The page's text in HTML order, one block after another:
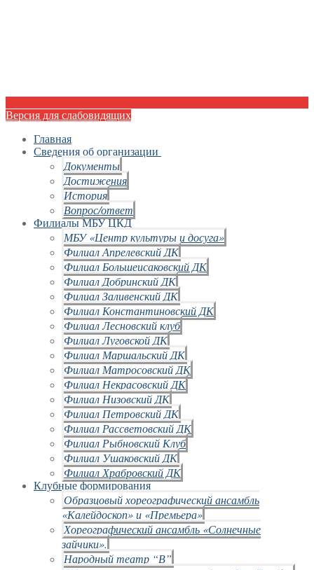
Версия для слабовидящих
Главная
Сведения об организации
Документы
Достижения
История
Вопрос/ответ
Филиалы МБУ ЦКД
МБУ «Центр культуры и досуга»
Филиал Апрелевский ДК
Филиал Большеисаковский ДК
Филиал Добринский ДК
Филиал Заливенский ДК
Филиал Константиновский ДК
Филиал Лесновский клуб
Филиал Луговской ДК
Филиал Маршальский ДК
Филиал Матросовский ДК
Филиал Некрасовский ДК
Филиал Низовский ДК
Филиал Петровский ДК
Филиал Рассветовский ДК
Филиал Рыбновский Клуб
Филиал Ушаковский ДК
Филиал Храбровский ДК
Клубные формирования
Образцовый хореографический ансамбль
«Калейдоскоп» и «Премьера»
Хореографический ансамбль «Солнечные
зайчики».
Народный театр “В”